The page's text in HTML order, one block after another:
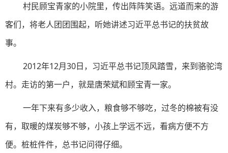
村民顾宝青家的小院里，传出阵阵笑语。远道而来的游
客们，将老人团团围起，听她讲述习近平总书记的扶贫故
事。
2012年12月30日，习近平总书记顶风踏雪，来到骆驼湾
村。走访的第一户，就是唐荣斌和顾宝青一家。
一年下来有多少收入，粮食够不够吃，过冬的棉被有没
有，取暖的煤炭够不够，小孩上学远不远，看病方便不方
便。桩桩件件，总书记问得仔细。